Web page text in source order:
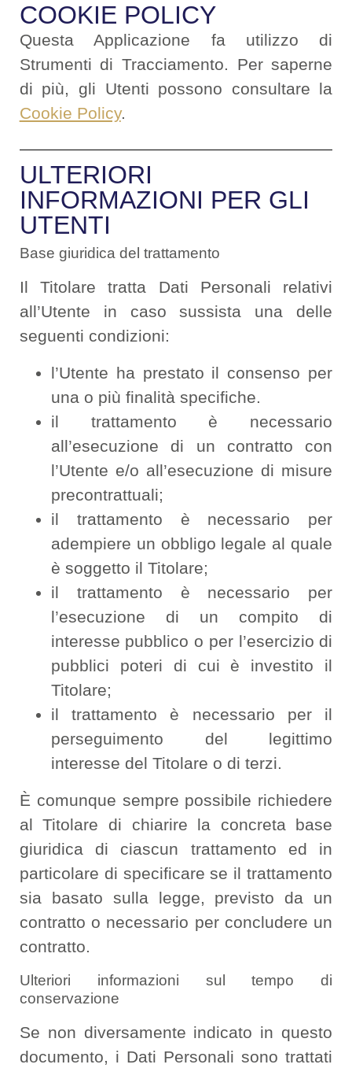
COOKIE POLICY
Questa Applicazione fa utilizzo di
Strumenti di Tracciamento. Per saperne
di più, gli Utenti possono consultare la
Cookie Policy.
ULTERIORI
INFORMAZIONI PER GLI
UTENTI
Base giuridica del trattamento
Il Titolare tratta Dati Personali relativi
all’Utente in caso sussista una delle
seguenti condizioni:
l’Utente ha prestato il consenso per
una o più finalità specifiche.
il trattamento è necessario
all’esecuzione di un contratto con
l’Utente e/o all’esecuzione di misure
precontrattuali;
il trattamento è necessario per
adempiere un obbligo legale al quale
è soggetto il Titolare;
il trattamento è necessario per
l’esecuzione di un compito di
interesse pubblico o per l’esercizio di
pubblici poteri di cui è investito il
Titolare;
il trattamento è necessario per il
perseguimento del legittimo
interesse del Titolare o di terzi.
È comunque sempre possibile richiedere
al Titolare di chiarire la concreta base
giuridica di ciascun trattamento ed in
particolare di specificare se il trattamento
sia basato sulla legge, previsto da un
contratto o necessario per concludere un
contratto.
Ulteriori informazioni sul tempo di
conservazione
Se non diversamente indicato in questo
documento, i Dati Personali sono trattati